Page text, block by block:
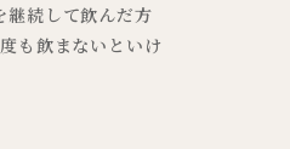
継続して飲んだ方
も飲まないといけ